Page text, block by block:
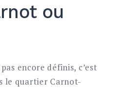
ou
encore définis, c’est
le quartier Carnot-